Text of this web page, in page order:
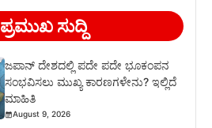
ಪ್ರಮುಖ ಸುದ್ದಿ
ಜಪಾನ್ ದೇಶದಲ್ಲಿ ಪದೇ ಪದೇ ಭೂಕಂಪನ
ಸಂಭವಿಸಲು ಮುಖ್ಯ ಕಾರಣಗಳೇನು? ಇಲ್ಲಿದೆ
ಮಾಹಿತಿ
August 9, 2026